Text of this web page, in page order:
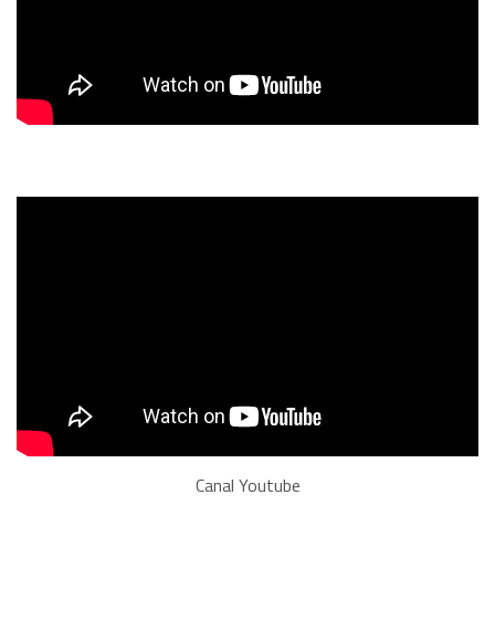
Canal Youtube